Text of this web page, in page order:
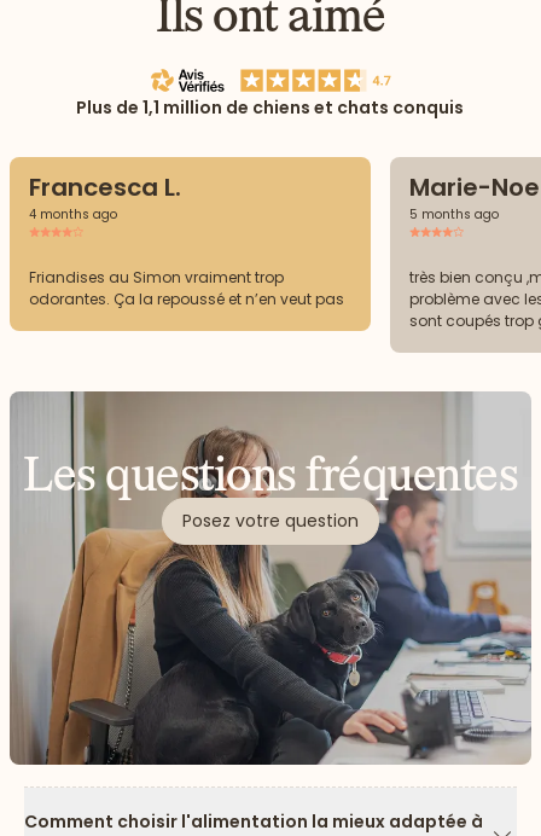
Ils ont aimé
Plus de 1,1 million de chiens et chats conquis
Francesca L.
4 months ago
Friandises au Simon vraiment trop
odorantes. Ça la repoussé et n’en veut pas
Marie-
5 months ago
très bien conçu
problème avec
sont coupés
Les questions fréquentes
Posez votre question
Comment choisir l'alimentation la mieux adaptée à